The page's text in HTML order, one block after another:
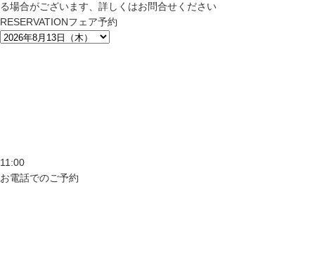
る場合がございます、詳しくはお問合せください
RESERVATIONフェア予約
11:00
お電話でのご予約